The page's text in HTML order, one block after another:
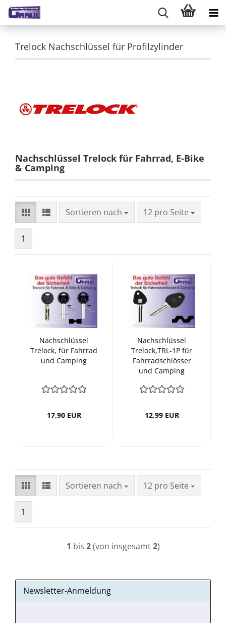
Trelock Nachschlüssel für Profilzylinder
Nachschlüssel Trelock für Fahrrad, E-Bike
& Camping
Sortieren nach
Sortieren nach 12 pro Seite
pro Seite
1
Nachschlüssel
Trelock, für Fahrrad
und Camping
17,90 EUR
Nachschlüssel
Trelock,TRL-1P für
Fahrradschlösser
und Camping
12,99 EUR
Sortieren nach
Sortieren nach 12 pro Seite
pro Seite
1
1 bis 2(von insgesamt2)
Newsletter-Anmeldung